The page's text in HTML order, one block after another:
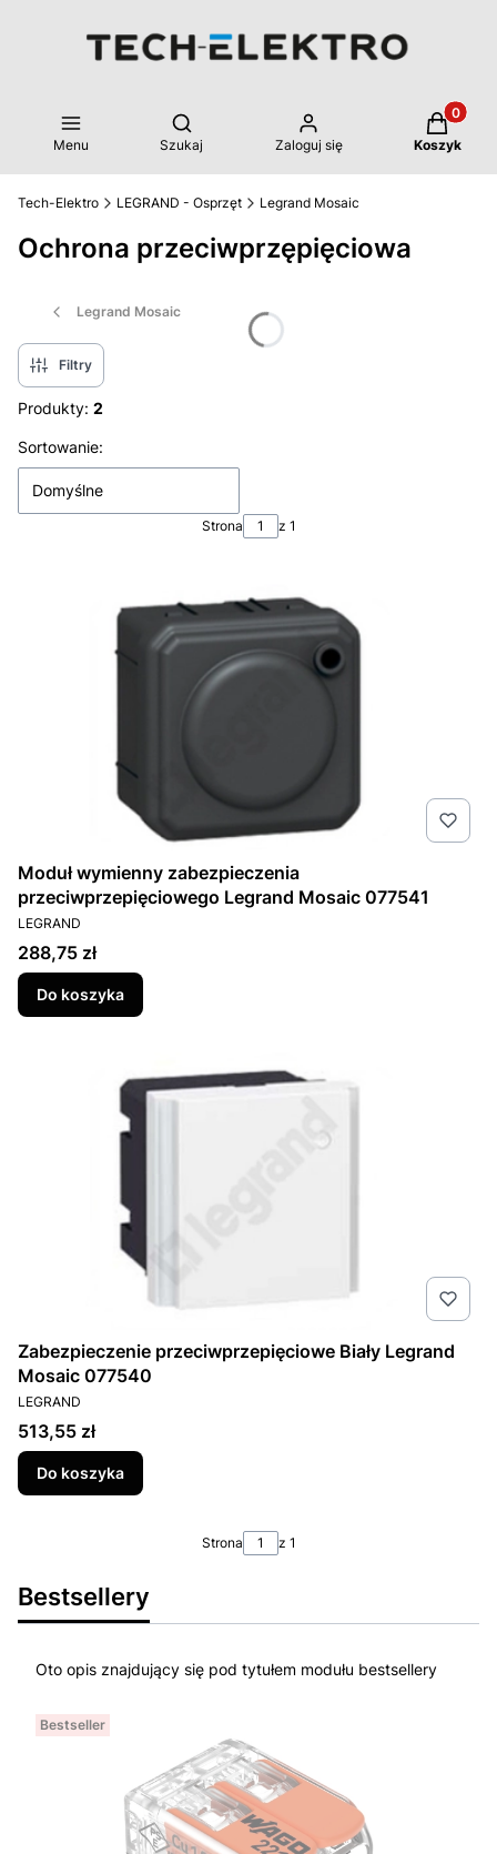
Menu
Otwórz wyszukiwarkę
Szukaj Zaloguj się Koszyk
Tech-Elektro LEGRAND - Osprzęt Legrand Mosaic
Ochrona przeciwprzępięciowa
Legrand Mosaic
Filtry
Produkty: 2
Lista produktów
Sortowanie:
Domyślne
Strona z 1
Moduł wymienny zabezpieczenia
przeciwprzepięciowego Legrand Mosaic 077541
PRODUCENT
LEGRAND
Cena
288,75 zł
Do koszyka
Zabezpieczenie przeciwprzepięciowe Biały Legrand
Mosaic 077540
PRODUCENT
LEGRAND
Cena
513,55 zł
Do koszyka
Strona z 1
Bestsellery
Oto opis znajdujący się pod tytułem modułu bestsellery
Bestseller